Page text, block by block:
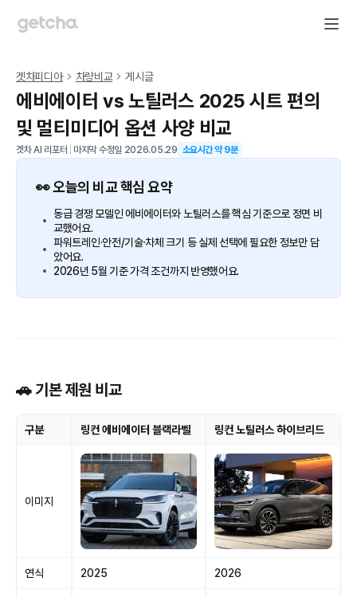
겟차피디아 차량비교 게시글
에비에이터 vs 노틸러스 2025 시트 편의
및 멀티미디어 옵션 사양 비교
겟차 AI 리포터 마지막 수정일 2026.05.29 소요시간 약9분
👀 오늘의 비교 핵심 요약
동급 경쟁 모델인 에비에이터와 노틸러스를 핵심 기준으로 정면 비
교했어요.
파워트레인·안전/기술·차체 크기 등 실제 선택에 필요한 정보만 담
았어요.
2026년 5월 기준 가격 조건까지 반영했어요.
🚗 기본 제원 비교
구분 링컨 에비에이터 블랙라벨 링컨 노틸러스 하이브리드
이미지
연식 2025 2026